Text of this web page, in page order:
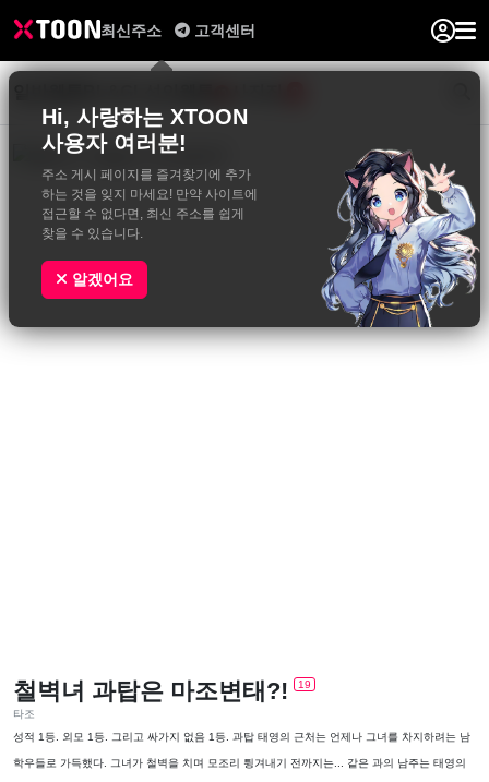
최신주소
Hi, 사랑하는 XTOON
사용자 여러분!
주소 게시 페이지를 즐겨찾기에 추가
하는 것을 잊지 마세요! 만약 사이트에
접근할 수 없다면, 최신 주소를 쉽게
찾을 수 있습니다.
알겠어요
고객센터
철벽녀 과탑은 마조변태?! 19
타조
성적 1등. 외모 1등. 그리고 싸가지 없음 1등. 과탑 태영의 근처는 언제나 그녀를 차지하려는 남
학우들로 가득했다. 그녀가 철벽을 치며 모조리 튕겨내기 전까지는... 같은 과의 남주는 태영의